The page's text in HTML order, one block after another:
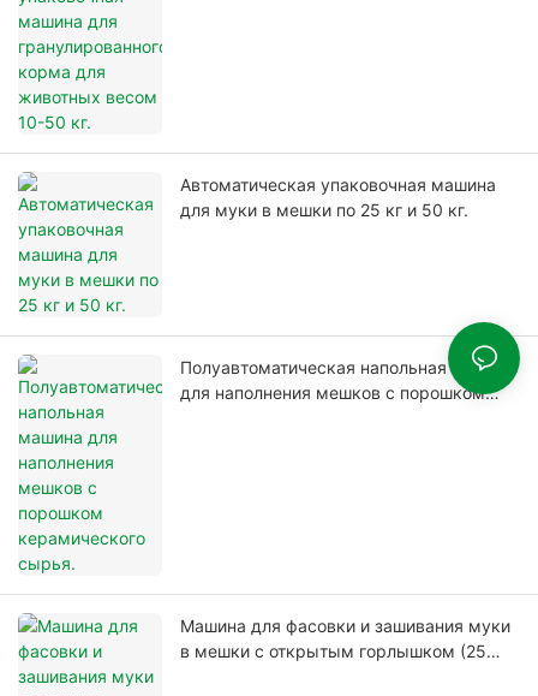
Автоматическая упаковочная машина
для муки в мешки по 25 кг и 50 кг.
Полуавтоматическая напольная машина
для наполнения мешков с порошком
Машина для фасовки и зашивания муки
в мешки с открытым горлышком (25